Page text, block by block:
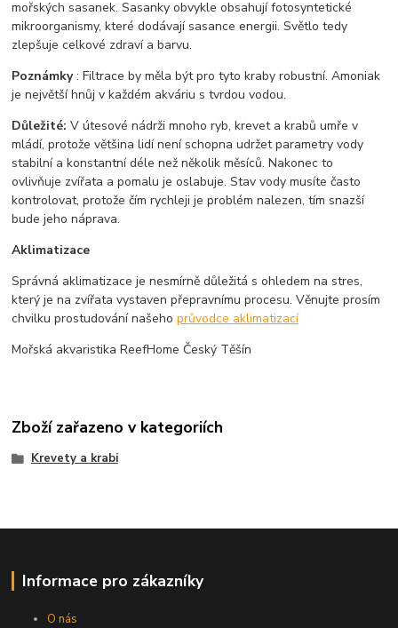
mořských sasanek. Sasanky obvykle obsahují fotosyntetické
mikroorganismy, které dodávají sasance energii. Světlo tedy
zlepšuje celkové zdraví a barvu.
Poznámky: Filtrace by měla být pro tyto kraby robustní. Amoniak
je největší hnůj v každém akváriu s tvrdou vodou.
Důležité: V útesové nádrži mnoho ryb, krevet a krabů umře v
mládí, protože většina lidí není schopna udržet parametry vody
stabilní a konstantní déle než několik měsíců. Nakonec to
ovlivňuje zvířata a pomalu je oslabuje. Stav vody musíte často
kontrolovat, protože čím rychleji je problém nalezen, tím snazší
bude jeho náprava.
Aklimatizace
Správná aklimatizace je nesmírně důležitá s ohledem na stres,
který je na zvířata vystaven přepravnímu procesu. Věnujte prosím
chvilku prostudování našehoprůvodce aklimatizací
Mořská akvaristika ReefHome Český Těšín
Zboží zařazeno v kategoriích
Krevety a krabi
Informace pro zákazníky
O nás